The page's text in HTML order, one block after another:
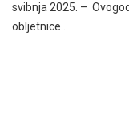
svibnja 2025. –
obljetnice…